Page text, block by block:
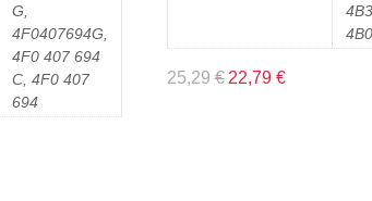
G,
4F0407694G,
4F0 407 694
C, 4F0 407
694
25,29€ 22,79 €